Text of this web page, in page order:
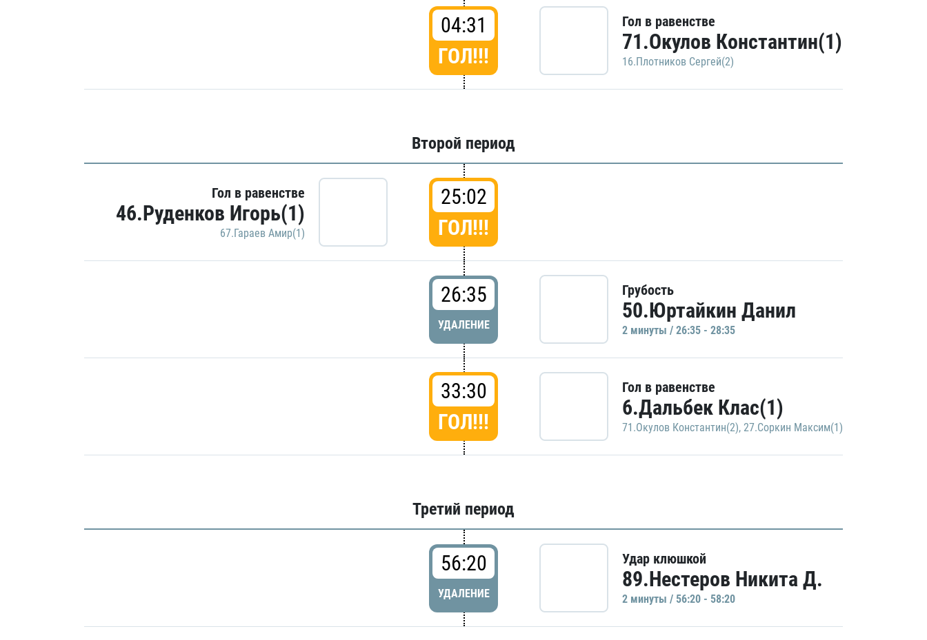
04:31
ГОЛ!!!
Гол в равенстве
71.Окулов Константин(1)
16.Плотников Сергей(2)
Второй период
Гол в равенстве
46.Руденков Игорь(1)
67.Гараев Амир(1)
25:02
ГОЛ!!!
26:35
УДАЛЕНИЕ
Грубость
50.Юртайкин Данил
2 минуты / 26:35 - 28:35
33:30
ГОЛ!!!
Гол в равенстве
6.Дальбек Клас(1)
71.Окулов Константин(2), 27.Соркин Максим(1)
Третий период
56:20
УДАЛЕНИЕ
Удар клюшкой
89.Нестеров Никита Д.
2 минуты / 56:20 - 58:20